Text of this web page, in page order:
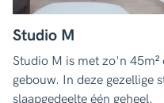
Studio M
Studio M is met zo'n
gebouw. In deze gezellige
slaapgedeelte één geheel.